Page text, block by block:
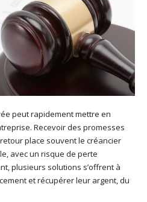
peut rapidement mettre en
Recevoir des promesses
place souvent le créancier
avec un risque de perte
plusieurs solutions s’offrent à
et récupérer leur argent, du